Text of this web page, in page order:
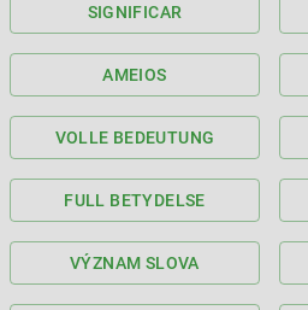
SIGNIFICAR
AMEIOS
VOLLE BEDEUTUNG
FULL BETYDELSE
VÝZNAM SLOVA